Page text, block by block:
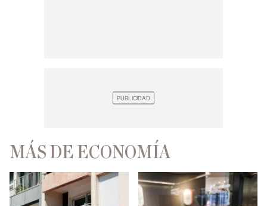
MÁS DE ECONOMÍA